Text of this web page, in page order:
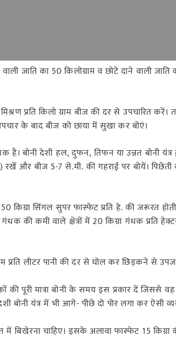
जाति का 50 किलोग्राम व छोटे दाने वाली जाति
प्रति किलो ग्राम बीज की दर से उपचारित करें।
के बाद बीज को छाया में सुखा कर बोएं।
बोनी देशी हल, दुफन, तिफन या उन्नत बोनी यंत्र
और बीज 5-7 से.मी. की गहराई पर बोयें। पिछेती
किग्रा सिंगल सुपर फास्फेट प्रति हे. की जरूरत
की कमी वाले क्षेत्रों में 20 किग्रा गंधक प्रति
लीटर पानी की दर से घोल कर छिड़कने से
की पूरी मात्रा बोनी के समय इस प्रकार दें जिससे
बोनी यंत्र में भी आगे- पीछे दो पोर लगा कर ऐसी
चाहिए। इसके अलावा फास्फेट 15 किग्रा